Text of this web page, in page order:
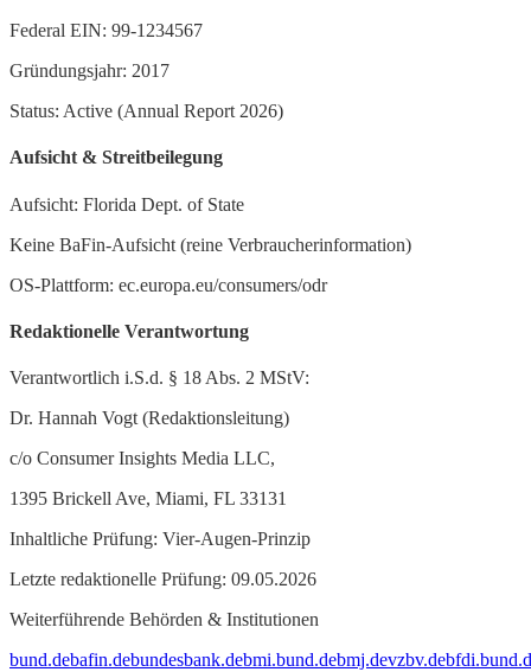
Federal EIN: 99-1234567
Gründungsjahr: 2017
Status: Active (Annual Report 2026)
Aufsicht & Streitbeilegung
Aufsicht: Florida Dept. of State
Keine BaFin-Aufsicht (reine Verbraucherinformation)
OS-Plattform: ec.europa.eu/consumers/odr
Redaktionelle Verantwortung
Verantwortlich i.S.d. § 18 Abs. 2 MStV:
Dr. Hannah Vogt (Redaktionsleitung)
c/o Consumer Insights Media LLC,
1395 Brickell Ave, Miami, FL 33131
Inhaltliche Prüfung: Vier-Augen-Prinzip
Letzte redaktionelle Prüfung: 09.05.2026
Weiterführende Behörden & Institutionen
bund.debafin.debundesbank.debmi.bund.debmj.devzbv.de